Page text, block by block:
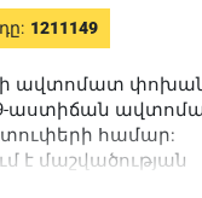
1211149
ավտոմատ
9-աստիճան
համար:
է մաշվածության